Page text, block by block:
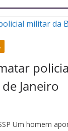
Janeiro
Um homem